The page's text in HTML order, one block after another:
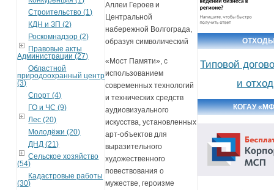
Строительство (1)
КДН и ЗП (2)
Роскомнадзор (2)
Правовые акты
Администрации (27)
Областной
природоохранный центр
(3)
Спорт (4)
ГО и ЧС (9)
Лес (20)
Молодёжи (20)
ДНД (21)
Сельское хозяйство
(54)
Кадастровые работы
(30)
Аллеи Героев и
Центральной
набережной Волгограда,
образуя символический
«Мост Памяти», с
использованием
современных технологий
и технических средств
аудиовизуального
искусства, установленных
арт-объектов для
выразительного
художественного
повествования о
мужестве, героизме
Типовой
и
КОГАУ